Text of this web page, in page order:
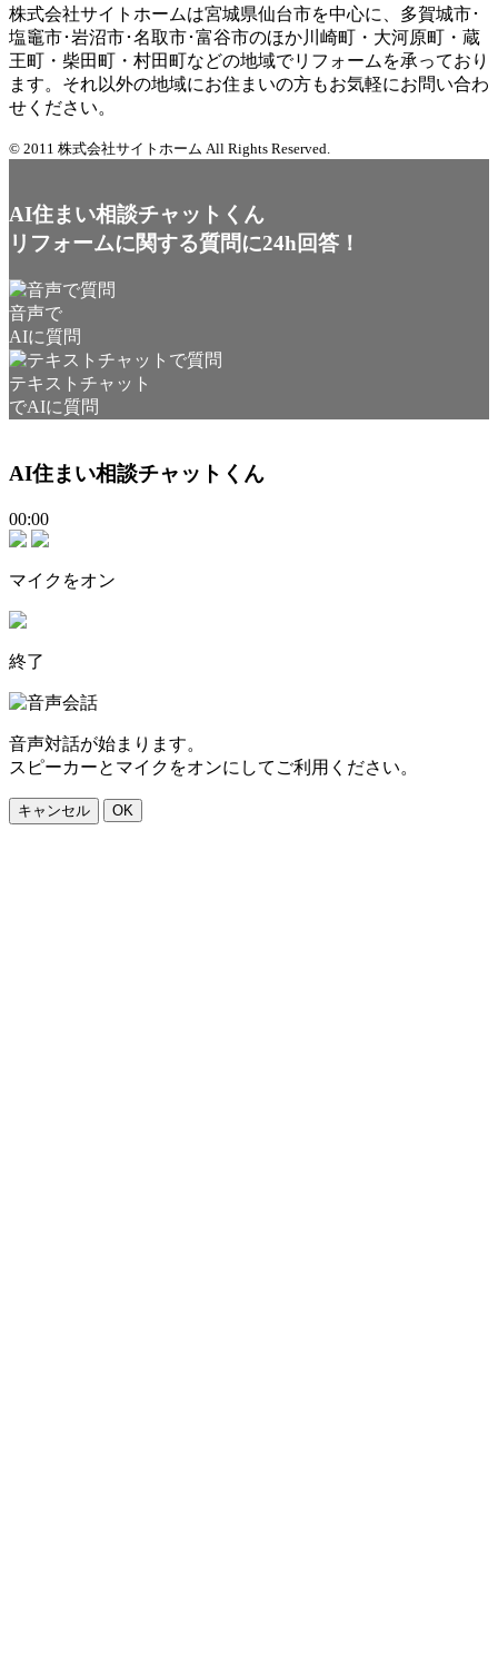
株式会社サイトホームは宮城県仙台市を中心に、多賀城市･
塩竈市･岩沼市･名取市･富谷市のほか川崎町・大河原町・蔵
王町・柴田町・村田町などの地域でリフォームを承っており
ます。それ以外の地域にお住まいの方もお気軽にお問い合わ
せください。
© 2011 株式会社サイトホーム All Rights Reserved.
AI住まい相談チャットくん
リフォームに関する質問に24h回答！
音声で
AIに質問
テキストチャット
でAIに質問
AI住まい相談チャットくん
00:00
マイクをオン
終了
音声対話が始まります。
スピーカーとマイクをオンにしてご利用ください。
キャンセル OK